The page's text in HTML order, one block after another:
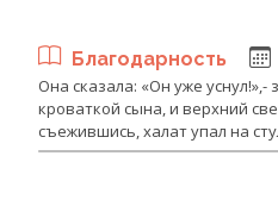
Благодарность
Она сказала: «Он уже уснул!»,-
кроваткой сына, и верхний
съежившись, халат упал на